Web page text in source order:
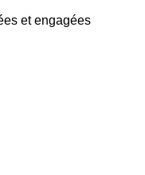
et engagées